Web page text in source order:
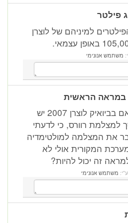
פילטר
למיניהם של לוצרן
משתמש אנונימי
במראה הראשית
רוצה לדעת בבקשה אם בביואיק לוצרן 2007 יש
רוורס, כי לדעתי
את המצלמה למולטימדיה
המקורית אולי לא
זה יכול להיות?
ע"י: משתמש אנונימי